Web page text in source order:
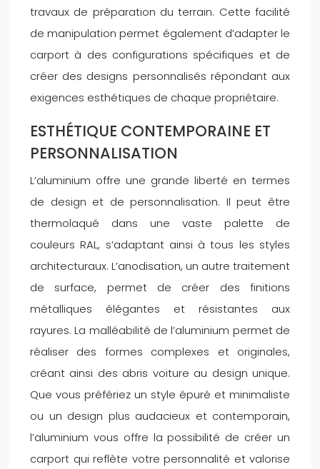
travaux de préparation du terrain. Cette facilité
de manipulation permet également d’adapter le
carport à des configurations spécifiques et de
créer des designs personnalisés répondant aux
exigences esthétiques de chaque propriétaire.
ESTHÉTIQUE CONTEMPORAINE ET
PERSONNALISATION
L’aluminium offre une grande liberté en termes
de design et de personnalisation. Il peut être
thermolaqué dans une vaste palette de
couleurs RAL, s’adaptant ainsi à tous les styles
architecturaux. L’anodisation, un autre traitement
de surface, permet de créer des finitions
métalliques élégantes et résistantes aux
rayures. La malléabilité de l’aluminium permet de
réaliser des formes complexes et originales,
créant ainsi des abris voiture au design unique.
Que vous préfériez un style épuré et minimaliste
ou un design plus audacieux et contemporain,
l’aluminium vous offre la possibilité de créer un
carport qui reflète votre personnalité et valorise